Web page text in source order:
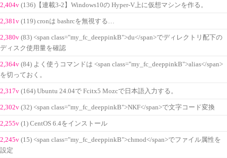
2,404v (136)【連載3-2】Windows10の Hyper-V上に仮想マシンを作る。
2,381v (119) cronは bashrcを無視する…
2,380v (83) <span class="my_fc_deeppinkB">du</span>でディレクトリ配下の
ディスク使用量を確認
2,364v (84) よく使うコマンドは <span class="my_fc_deeppinkB">alias</span>
を切っておく。
2,317v (164) Ubuntu 24.04で Fcitx5 Mozcで日本語入力する。
2,302v (32) <span class="my_fc_deeppinkB">NKF</span>で文字コード変換
2,255v (1) CentOS 6.4をインストール
2,245v (15) <span class="my_fc_deeppinkB">chmod</span>でファイル属性を
設定